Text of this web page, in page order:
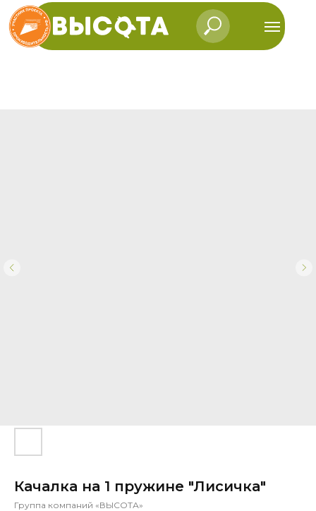
Качалка на 1 пружине "Лисичка"
Группа компаний «ВЫСОТА»